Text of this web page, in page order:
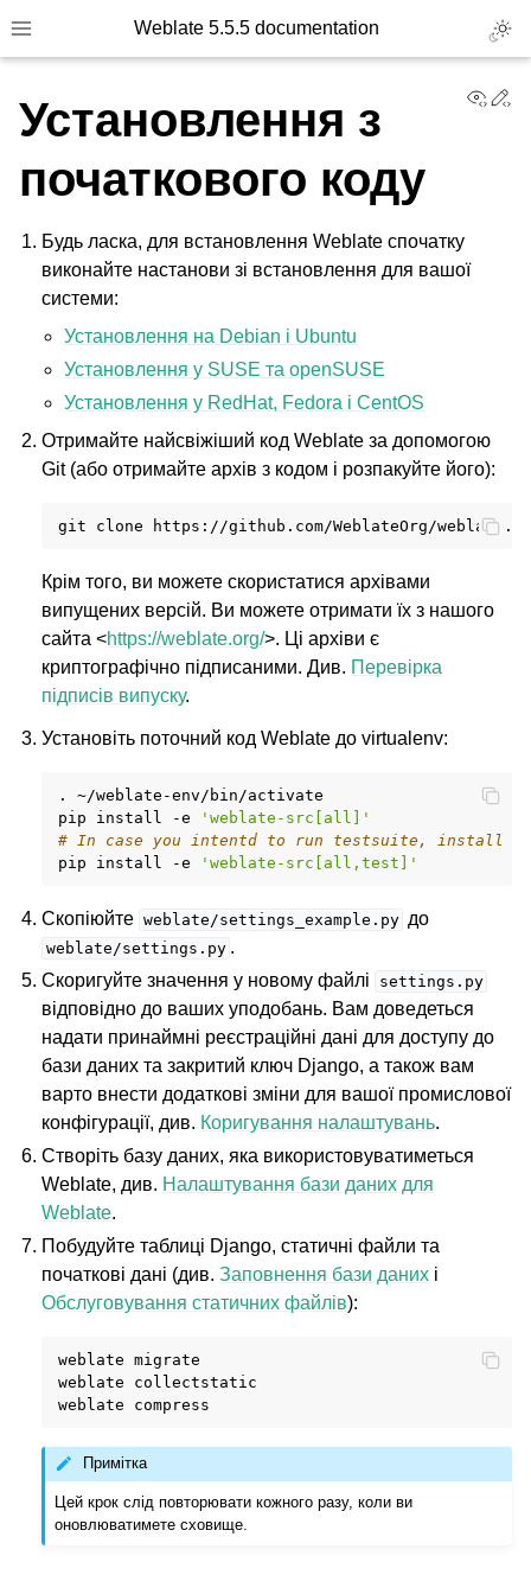
Toggle site navigation sidebar
Weblate 5.5.5 documentation
navigation of Підтримувані формати файлів
navigation of Настанови з налаштовування
Установлення з
початкового коду
Будь ласка, для встановлення Weblate спочатку
виконайте настанови зі встановлення для вашої
системи:
Установлення на Debian і Ubuntu
Установлення у SUSE та openSUSE
Установлення у RedHat, Fedora і CentOS
Отримайте найсвіжіший код Weblate за допомогою
Git (або отримайте архів з кодом і розпакуйте його):
git clone https://github.com/WeblateOrg/
Крім того, ви можете скористатися архівами
випущених версій. Ви можете отримати їх з нашого
сайта <https://weblate.org/>. Ці архіви є
криптографічно підписаними. Див. Перевірка
підписів випуску.
Установіть поточний код Weblate до virtualenv:
.
~/weblate-env/bin/activate
pip
install -e
'weblate-src[all]'
# In case you intentd to run testsuite, install
pip
install -e 'weblate-src[all,test]'
Скопіюйте weblate/settings_example.py до
weblate/settings.py .
Скоригуйте значення у новому файлі
settings.py
відповідно до ваших уподобань. Вам доведеться
надати принаймні реєстраційні дані для доступу до
бази даних та закритий ключ Django, а також вам
варто внести додаткові зміни для вашої промислової
конфігурації, див. Коригування налаштувань.
Створіть базу даних, яка використовуватиметься
Weblate, див. Налаштування бази даних для
Weblate.
Побудуйте таблиці Django, статичні файли та
початкові дані (див.Заповнення бази даних і
Обслуговування статичних файлів):
weblate
migrate
weblate
collectstatic
weblate
Примітка
Цей крок слід повторювати кожного разу, коли ви
оновлюватимете сховище.